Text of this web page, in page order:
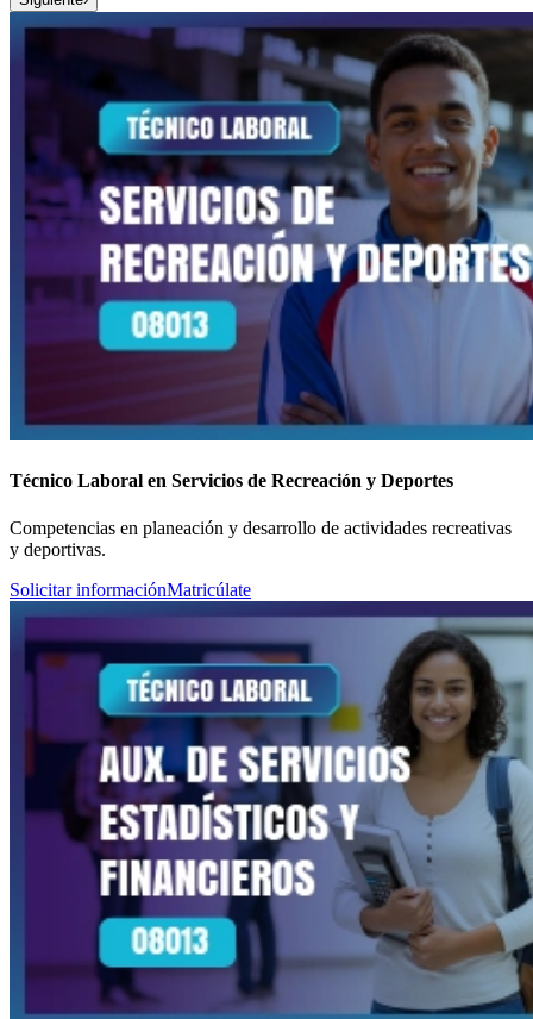
Técnico Laboral en Servicios de Recreación y Deportes
Competencias en planeación y desarrollo de actividades recreativas
y deportivas.
Solicitar informaciónMatricúlate